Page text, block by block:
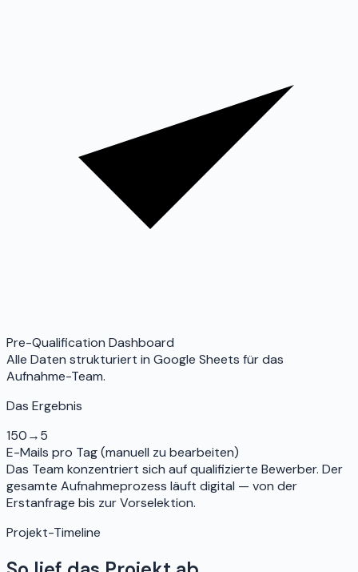
Pre-Qualification Dashboard
Alle Daten strukturiert in Google Sheets für das
Aufnahme-Team.
Das Ergebnis
150→5
E-Mails pro Tag (manuell zu bearbeiten)
Das Team konzentriert sich auf qualifizierte Bewerber. Der
gesamte Aufnahmeprozess läuft digital — von der
Erstanfrage bis zur Vorselektion.
Projekt-Timeline